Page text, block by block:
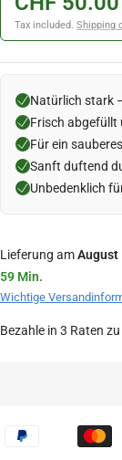
Tax included. Shipping
Natürlich stark
Frisch abgefüllt
Für ein
Sanft duftend
Unbedenklich
Lieferung amAugust
59 Min.
Wichtige
Bezahle in 3 Raten